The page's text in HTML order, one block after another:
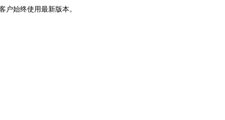
户始终使用最新版本。